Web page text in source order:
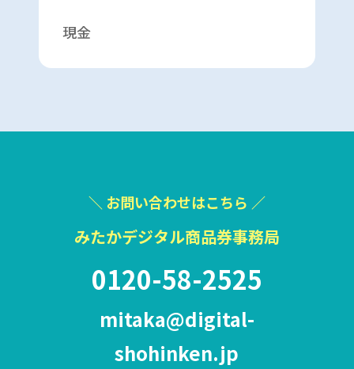
現金
＼ お問い合わせはこちら ／
みたかデジタル商品券事務局
0120-58-2525
mitaka@digital-
shohinken.jp